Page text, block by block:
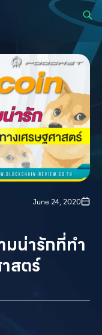
June 24, 2020
น่ารักที่ทำ
สตร์